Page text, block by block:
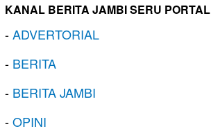
KANAL BERITA JAMBI SERU PORTAL
-ADVERTORIAL
- BERITA
- BERITA JAMBI
-OPINI